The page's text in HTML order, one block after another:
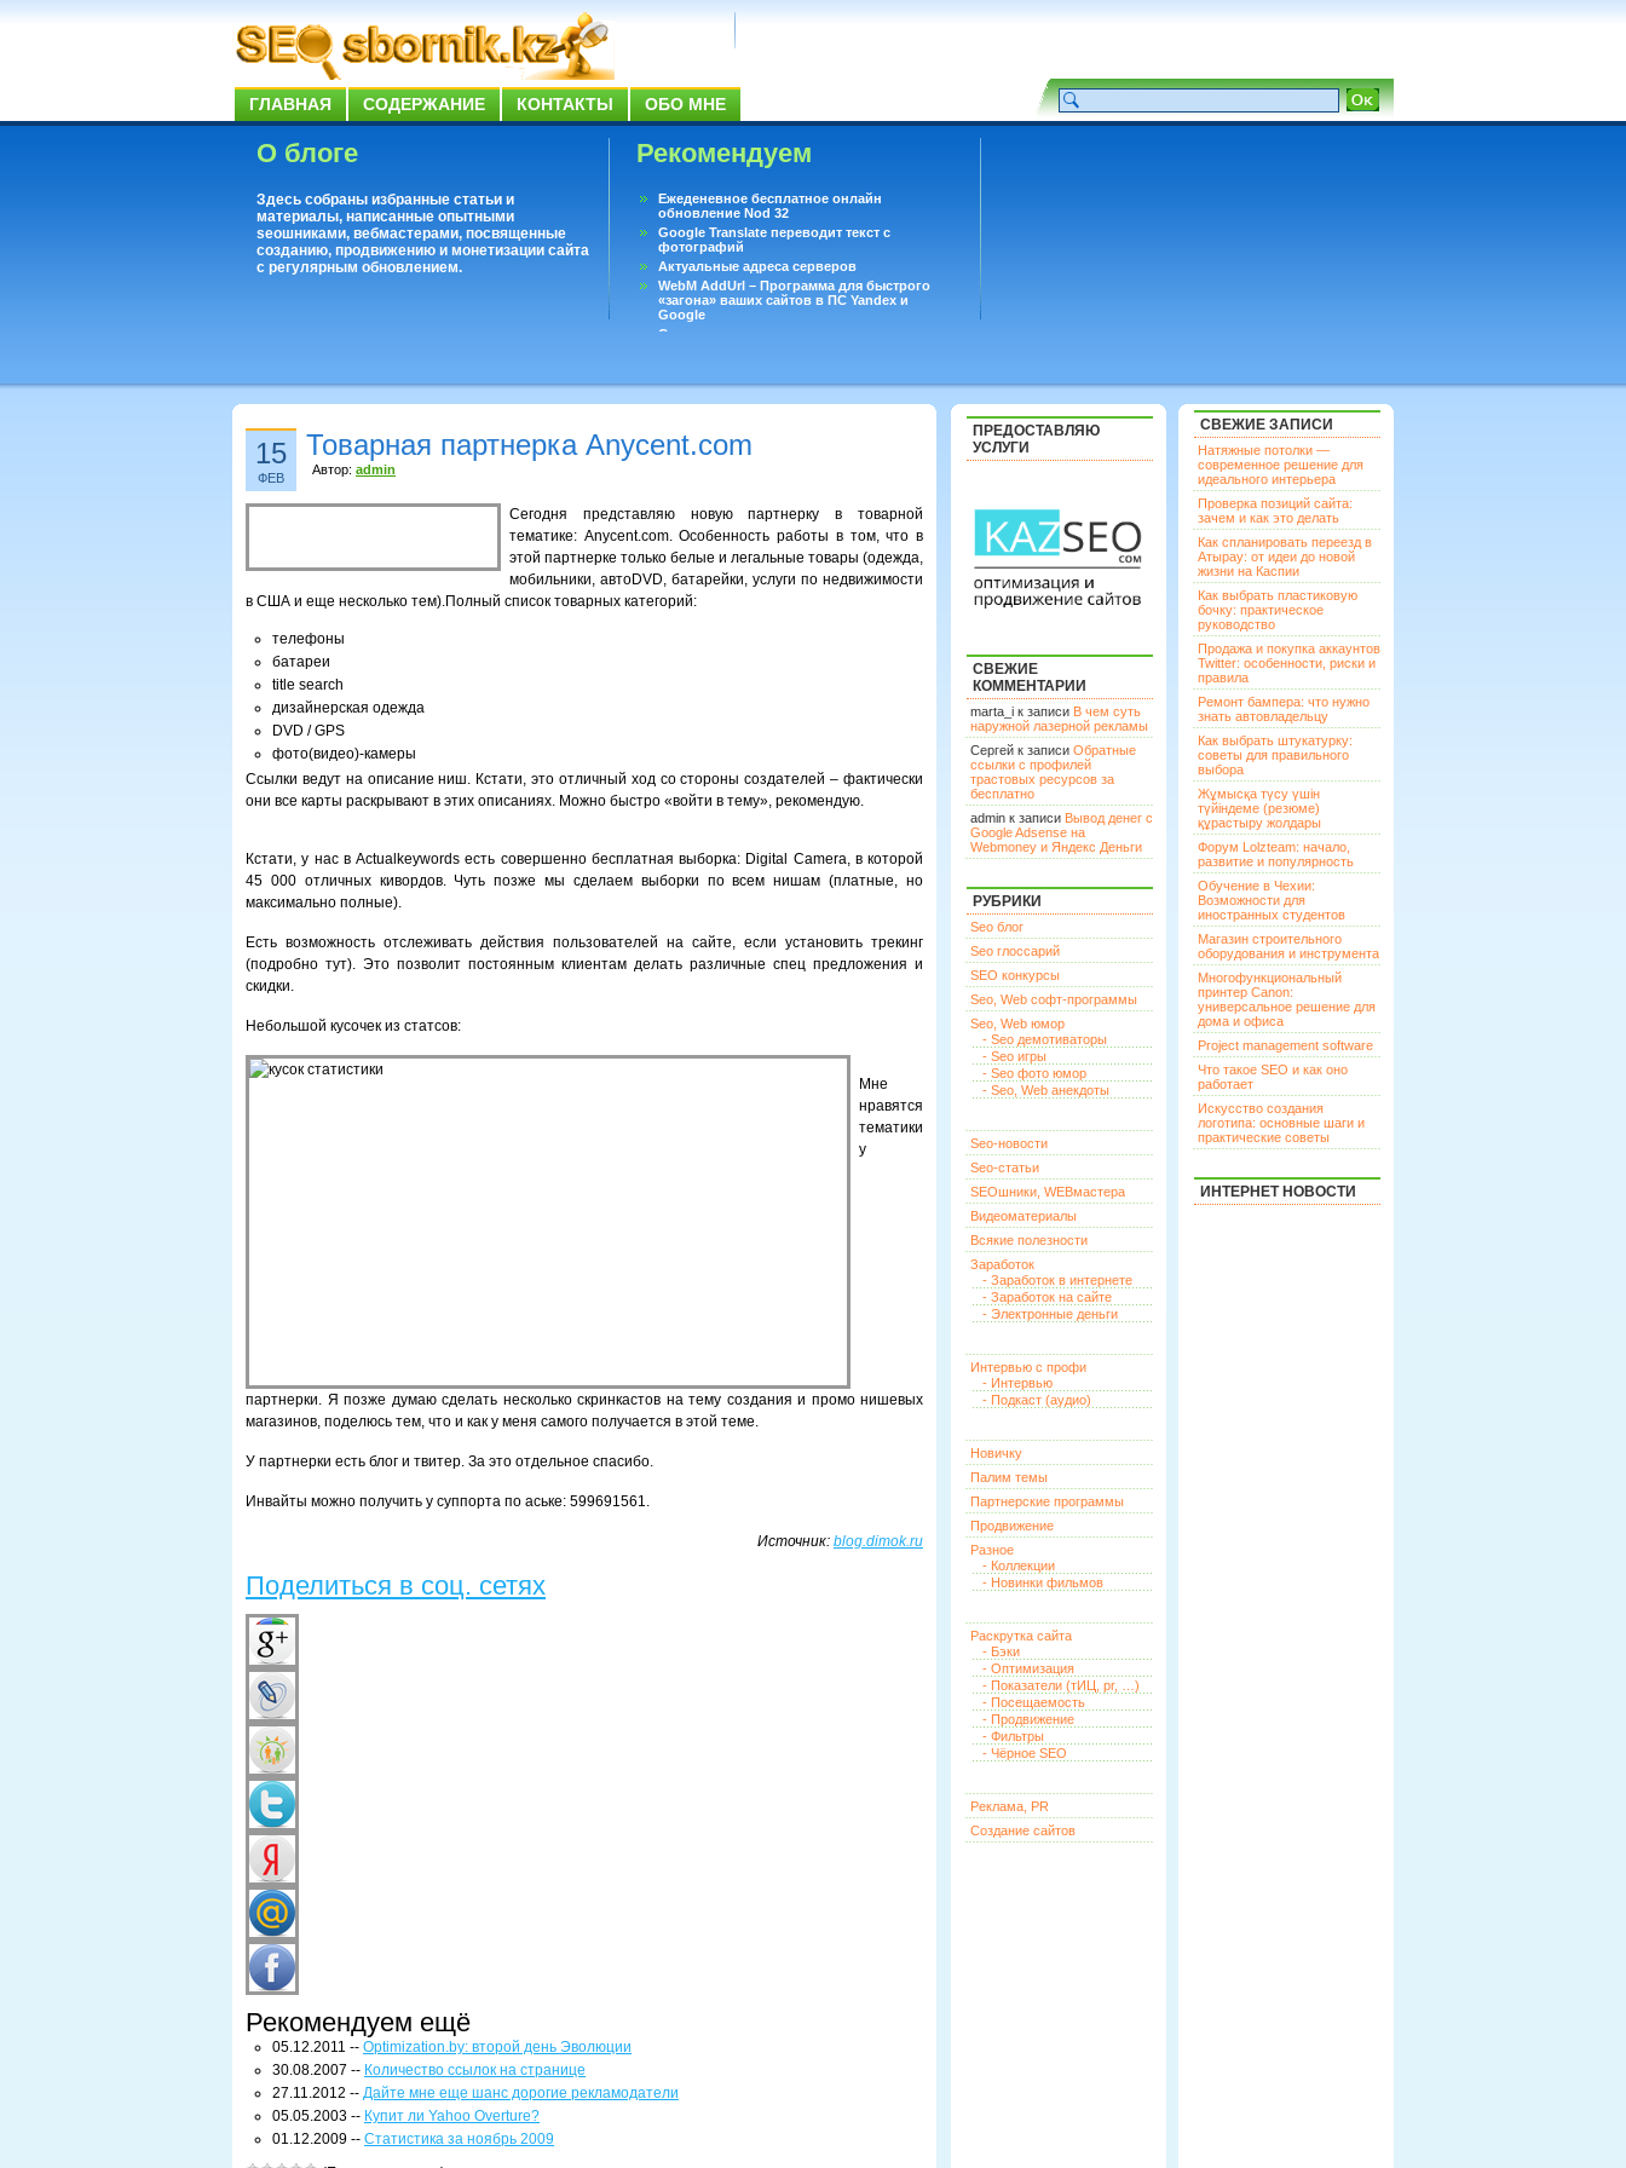
ГЛАВНАЯ СОДЕРЖАНИЕ КОНТАКТЫ ОБО МНЕ
О блоге
Здесь собраны избранные статьи и
материалы, написанные опытными
seoшниками, вебмастерами, посвященные
созданию, продвижению и монетизации сайта
с регулярным обновлением.
Рекомендуем
Ежеденевное бесплатное онлайн
обновление Nod 32
Google Translate переводит текст с
фотографий
Актуальные адреса серверов
WebM AddUrl – Программа для быстрого
«загона» ваших сайтов в ПС Yandex и
Google
Существует вопросы, на которые не может
15
ФЕВ
Товарная партнерка Anycent.com
Автор: admin
Сегодня представляю новую партнерку в товарной
тематике: Anycent.com. Особенность работы в том, что в
этой партнерке только белые и легальные товары (одежда,
мобильники, автоDVD, батарейки, услуги по недвижимости
в США и еще несколько тем).Полный список товарных категорий:
телефоны
батареи
title search
дизайнерская одежда
DVD / GPS
фото(видео)-камеры
Ссылки ведут на описание ниш. Кстати, это отличный ход со стороны создателей – фактически
они все карты раскрывают в этих описаниях. Можно быстро «войти в тему», рекомендую.
Кстати, у нас в Actualkeywords есть совершенно бесплатная выборка: Digital Camera, в которой
45 000 отличных кивордов. Чуть позже мы сделаем выборки по всем нишам (платные, но
максимально полные).
Есть возможность отслеживать действия пользователей на сайте, если установить трекинг
(подробно тут). Это позволит постоянным клиентам делать различные спец предложения и
скидки.
Небольшой кусочек из статсов:
Мне
нравятся
тематики
у
партнерки. Я позже думаю сделать несколько скринкастов на тему создания и промо нишевых
магазинов, поделюсь тем, что и как у меня самого получается в этой теме.
У партнерки есть блог и твитер. За это отдельное спасибо.
Инвайты можно получить у суппорта по аське: 599691561.
Источник: blog.dimok.ru
Поделиться в соц. сетях
Рекомендуем ещё
05.12.2011 -- Optimization.by: второй день Эволюции
30.08.2007 -- Количество ссылок на странице
27.11.2012 -- Дайте мне еще шанс дорогие рекламодатели
05.05.2003 -- Купит ли Yahoo Overture?
01.12.2009 -- Статистика за ноябрь 2009
ПРЕДОСТАВЛЯЮ
УСЛУГИ
СВЕЖИЕ
КОММЕНТАРИИ
marta_i к записи В чем суть
наружной лазерной рекламы
Сергей к записи Обратные
ссылки с профилей
трастовых ресурсов за
бесплатно
admin к записи Вывод денег с
Google Adsense на
Webmoney и Яндекс Деньги
РУБРИКИ
Seo блог
Seo глоссарий
SEO конкурсы
Seo, Web софт-программы
Seo, Web юмор
- Seo демотиваторы
- Seo игры
- Seo фото юмор
- Seo, Web анекдоты
Seo-новости
Seo-статьи
SEOшники, WEBмастера
Видеоматериалы
Всякие полезности
Заработок
- Заработок в интернете
- Заработок на сайте
- Электронные деньги
Интервью с профи
- Интервью
- Подкаст (аудио)
Новичку
Палим темы
Партнерские программы
Продвижение
Разное
- Коллекции
- Новинки фильмов
Раскрутка сайта
- Бэки
- Оптимизация
- Показатели (тИЦ, pr, …)
- Посещаемость
- Продвижение
- Фильтры
- Чёрное SEO
Реклама, PR
Создание сайтов
СВЕЖИЕ ЗАПИСИ
Натяжные потолки —
современное решение для
идеального интерьера
Проверка позиций сайта:
зачем и как это делать
Как спланировать переезд в
Атырау: от идеи до новой
жизни на Каспии
Как выбрать пластиковую
бочку: практическое
руководство
Продажа и покупка аккаунтов
Twitter: особенности, риски и
правила
Ремонт бампера: что нужно
знать автовладельцу
Как выбрать штукатурку:
советы для правильного
выбора
Жұмысқа түсу үшін
түйіндеме (резюме)
құрастыру жолдары
Форум Lolzteam: начало,
развитие и популярность
Обучение в Чехии:
Возможности для
иностранных студентов
Магазин строительного
оборудования и инструмента
Многофункциональный
принтер Canon:
универсальное решение для
дома и офиса
Project management software
Что такое SEO и как оно
работает
Искусство создания
логотипа: основные шаги и
практические советы
ИНТЕРНЕТ НОВОСТИ